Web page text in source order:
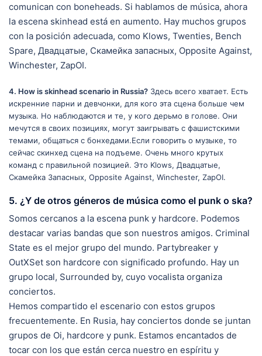
comunican con boneheads. Si hablamos de música, ahora
la escena skinhead está en aumento. Hay muchos grupos
con la posición adecuada, como Klows, Twenties, Bench
Spare, Двадцатые, Скамейка запасных, Opposite Against,
Winchester, ZapOI.
4. How is skinhead scenario in Russia? Здесь всего хватает. Есть
искренние парни и девчонки, для кого эта сцена больше чем
музыка. Но наблюдаются и те, у кого дерьмо в голове. Они
мечутся в своих позициях, могут заигрывать с фашистскими
темами, общаться с бонхедами.Если говорить о музыке, то
сейчас скинхед сцена на подъеме. Очень много крутых
команд с правильной позицией. Это Klows, Двадцатые,
Скамейка Запасных, Opposite Against, Winchester, ZapOI.
5. ¿Y de otros géneros de música como el punk o ska?
Somos cercanos a la escena punk y hardcore. Podemos
destacar varias bandas que son nuestros amigos. Criminal
State es el mejor grupo del mundo. Partybreaker y
OutXSet son hardcore con significado profundo. Hay un
grupo local, Surrounded by, cuyo vocalista organiza
conciertos.
Hemos compartido el escenario con estos grupos
frecuentemente. En Rusia, hay conciertos donde se juntan
grupos de Oi, hardcore y punk. Estamos encantados de
tocar con los que están cerca nuestro en espíritu y